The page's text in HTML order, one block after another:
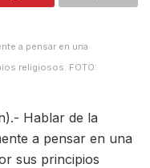
a pensar en una
religiosos. FOTO:
Hablar de la
a pensar en una
sus principios